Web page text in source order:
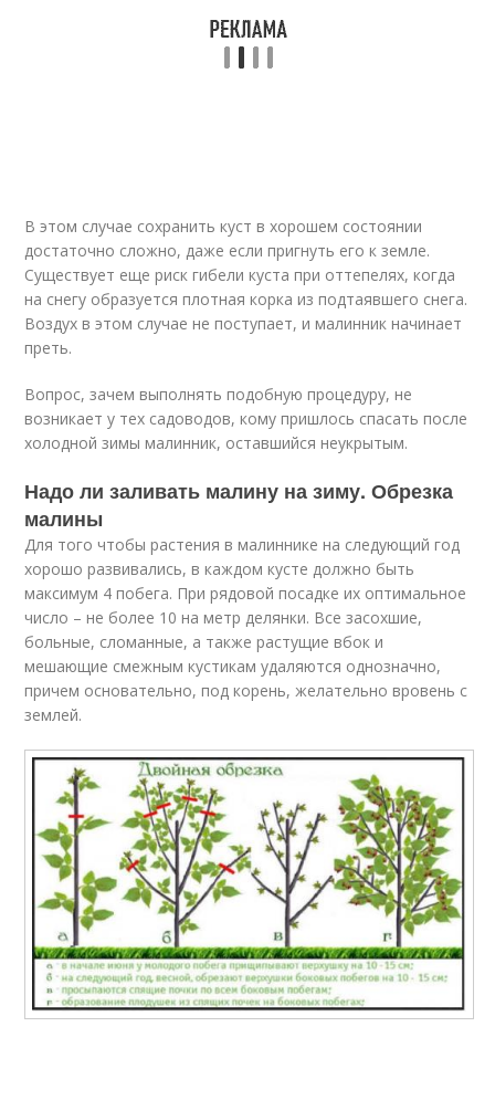
В этом случае сохранить куст в хорошем состоянии
достаточно сложно, даже если пригнуть его к земле.
Существует еще риск гибели куста при оттепелях, когда
на снегу образуется плотная корка из подтаявшего снега.
Воздух в этом случае не поступает, и малинник начинает
преть.
Вопрос, зачем выполнять подобную процедуру, не
возникает у тех садоводов, кому пришлось спасать после
холодной зимы малинник, оставшийся неукрытым.
Надо ли заливать малину на зиму. Обрезка
малины
Для того чтобы растения в малиннике на следующий год
хорошо развивались, в каждом кусте должно быть
максимум 4 побега. При рядовой посадке их оптимальное
число – не более 10 на метр делянки. Все засохшие,
больные, сломанные, а также растущие вбок и
мешающие смежным кустикам удаляются однозначно,
причем основательно, под корень, желательно вровень с
землей.